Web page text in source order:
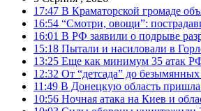
17:47 В Краматорской громаде
16:54 “Смотри, овощи”:
16:01 В РФ заявили о подрыве
15:18 Пытали и насиловали в
13:25 Еще как минимум 35 атак
12:32 От “детсада” до
11:49 В Донецкую область пришла
10:56 Ночная атака на Киев и